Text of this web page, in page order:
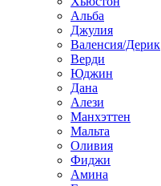
Альба
Джулия
Валенсия/Дерик
Верди
Юджин
Дана
Алези
Манхэттен
Мальта
Оливия
Фиджи
Амина